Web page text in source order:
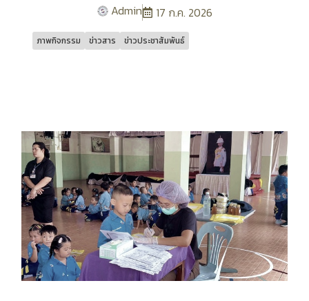
Admin
17 ก.ค. 2026
ภาพกิจกรรม ข่าวสาร ข่าวประชาสัมพันธ์